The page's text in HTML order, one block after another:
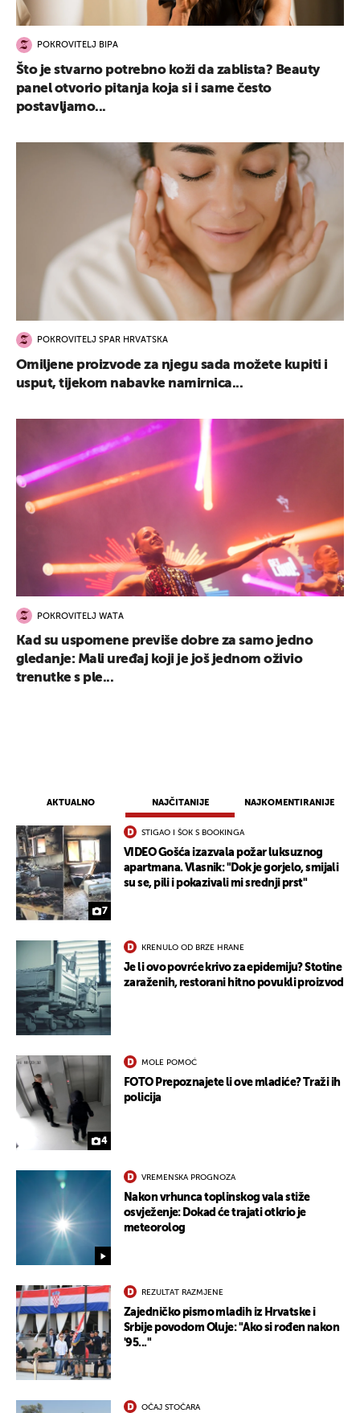
AKTUALNO NAJČITANIJE NAJKOMENTIRANIJE
7
STIGAO I ŠOK S BOOKINGA
VIDEO Gošća izazvala požar luksuznog
apartmana. Vlasnik: "Dok je gorjelo, smijali
su se, pili i pokazivali mi srednji prst"
KRENULO OD BRZE HRANE
Je li ovo povrće krivo za epidemiju? Stotine
zaraženih, restorani hitno povukli proizvod
4
MOLE POMOĆ
FOTO Prepoznajete li ove mladiće? Traži ih
policija
VREMENSKA PROGNOZA
Nakon vrhunca toplinskog vala stiže
osvježenje: Dokad će trajati otkrio je
meteorolog
REZULTAT RAZMJENE
Zajedničko pismo mladih iz Hrvatske i
Srbije povodom Oluje: "Ako si rođen nakon
'95..."
OČAJ STOČARA
POKROVITELJ BIPA
Što je stvarno potrebno koži da zablista? Beauty
panel otvorio pitanja koja si i same često
postavljamo...
POKROVITELJ SPAR HRVATSKA
Omiljene proizvode za njegu sada možete kupiti i
usput, tijekom nabavke namirnica...
POKROVITELJ WATA
Kad su uspomene previše dobre za samo jedno
gledanje: Mali uređaj koji je još jednom oživio
trenutke s ple...